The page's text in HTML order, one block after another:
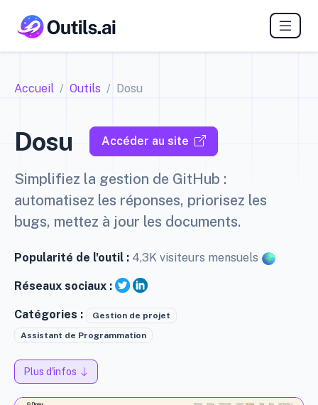
Accueil Outils Dosu
Dosu Accéder au site
Simplifiez la gestion de GitHub :
automatisez les réponses, priorisez les
bugs, mettez à jour les documents.
Popularité de l'outil : 4,3K visiteurs mensuels
Réseaux sociaux :
Catégories : Gestion de projet
Assistant de Programmation
Plus d'infos